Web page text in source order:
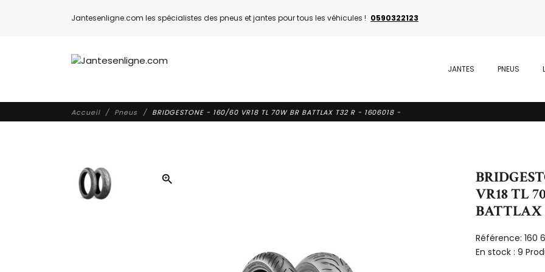
Jantesenligne.com les spécialistes des pneus et jantes pour tous les véhicules ! 0590322123
JANTES PNEUS
Accueil Pneus BRIDGESTONE - 160/60 VR18 TL 70W BR BATTLAX T32 R - 1606018 -
zoom_in
VR18 TL
BATTLAX
Référence: 160
En stock : 9